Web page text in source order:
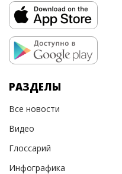
РАЗДЕЛЫ
Все новости
Видео
Глоссарий
Инфографика